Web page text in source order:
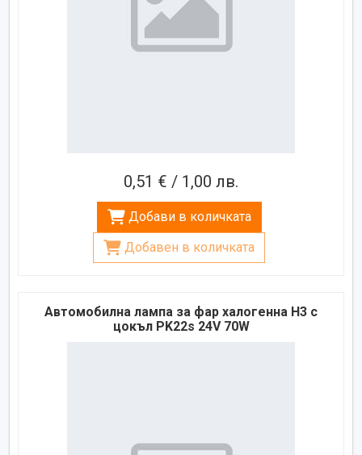
0,51 € / 1,00 лв.
Добави в количката
Добавен в количката
Автомобилна лампа за фар халогенна H3 с
цокъл PK22s 24V 70W